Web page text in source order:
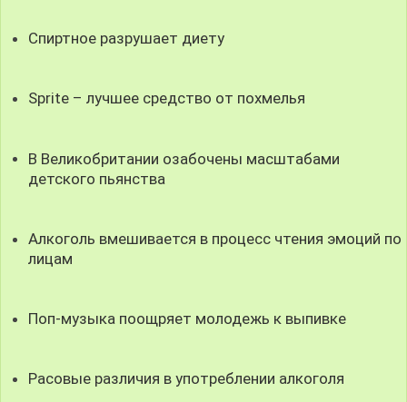
Спиртное разрушает диету
Sprite – лучшее средство от похмелья
В Великобритании озабочены масштабами
детского пьянства
Алкоголь вмешивается в процесс чтения эмоций по
лицам
Поп-музыка поощряет молодежь к выпивке
Расовые различия в употреблении алкоголя